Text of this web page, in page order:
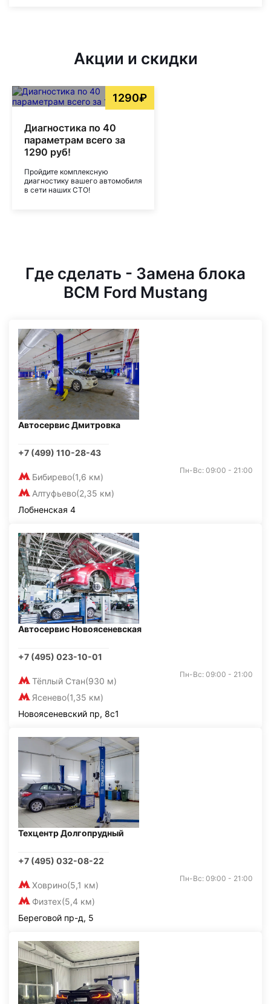
Акции и скидки
1290₽
Диагностика по 40
параметрам всего за
1290 руб!
Пройдите комплексную
диагностику вашего автомобиля
в сети наших СТО!
Где сделать - Замена блока
BCM Ford Mustang
Автосервис Дмитровка
+7 (499) 110-28-43
Бибирево(1,6 км)
Алтуфьево(2,35 км)
Пн-Вс: 09:00 - 21:00
Лобненская 4
Автосервис Новоясеневская
+7 (495) 023-10-01
Тёплый Стан(930 м)
Ясенево(1,35 км)
Пн-Вс: 09:00 - 21:00
Новоясеневский пр, 8с1
Техцентр Долгопрудный
+7 (495) 032-08-22
Ховрино(5,1 км)
Физтех(5,4 км)
Пн-Вс: 09:00 - 21:00
Береговой пр-д, 5